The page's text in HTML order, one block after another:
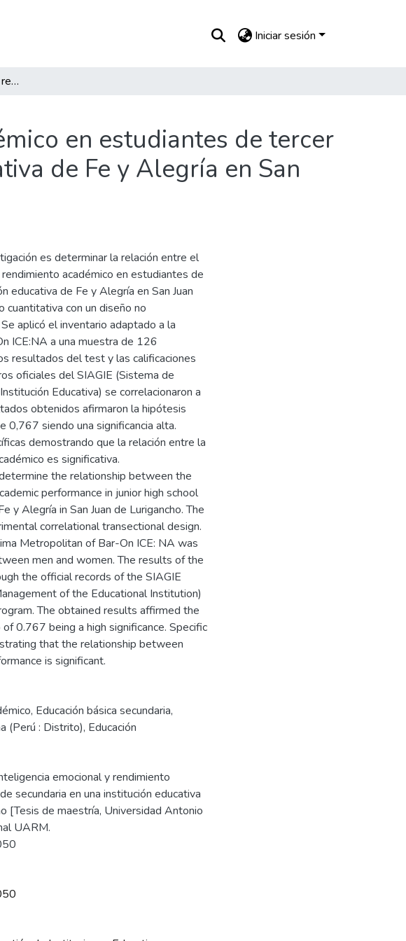
Iniciar sesión
Inteligencia emocional y rendimiento académico en estudiantes de tercer año de secundaria en una institución educativa de Fe y Alegría en San Juan de Lurigancho
en estudiantes de tercer
de Fe y Alegría en San
es determinar la relación entre el
académico en estudiantes de
educativa de Fe y Alegría en San Juan
cuantitativa con un diseño no
aplicó el inventario adaptado a la
ICE:NA a una muestra de 126
resultados del test y las calificaciones
oficiales del SIAGIE (Sistema de
Educativa) se correlacionaron a
obtenidos afirmaron la hipótesis
0,767 siendo una significancia alta.
demostrando que la relación entre la
es significativa.
the relationship between the
performance in junior high school
y Alegría in San Juan de Lurigancho. The
correlational transectional design.
Metropolitan of Bar-On ICE: NA was
men and women. The results of the
the official records of the SIAGIE
of the Educational Institution)
The obtained results affirmed the
0.767 being a high significance. Specific
that the relationship between
is significant.
, Educación básica secundaria,
(Perú : Distrito), Educación
emocional y rendimiento
secundaria en una institución educativa
[Tesis de maestría, Universidad Antonio
UARM.